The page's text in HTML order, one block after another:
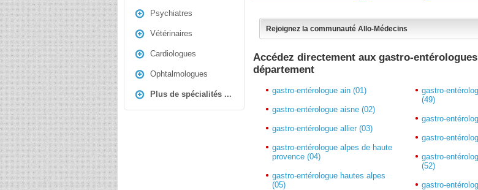
Psychiatres
Vétérinaires
Cardiologues
Ophtalmologues
Plus de spécialités ...
Rejoignez la communauté Allo-Médecins
Accédez directement aux gastro-
département
gastro-entérologue ain (01)
gastro-entérologue aisne (02)
gastro-entérologue allier (03)
gastro-entérologue alpes de haute
provence (04)
gastro-entérologue hautes alpes
(05)
gastro-
(49)
gastro-
gastro-
gastro-
(52)
gastro-